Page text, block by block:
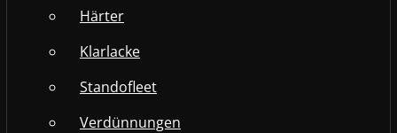
Härter
Klarlacke
Standofleet
Verdünnungen